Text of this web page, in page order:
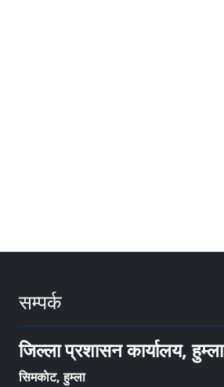
सम्पर्क
जिल्ला प्रशासन कार्यालय, हुम्ला
सिमकाेट, हुम्ला